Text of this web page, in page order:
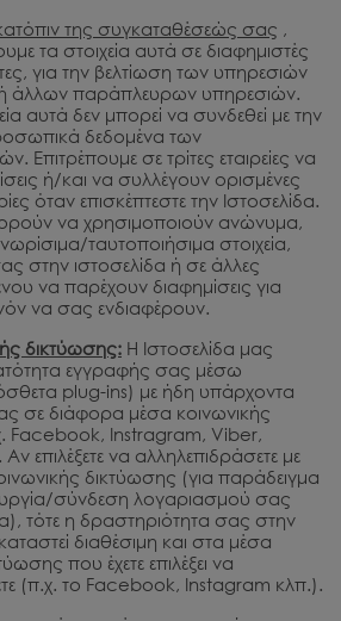
της συγκαταθέσεώς σας ,
τα στοιχεία αυτά σε διαφημιστές
για την βελτίωση των υπηρεσιών
άλλων παράπλευρων υπηρεσιών.
αυτά δεν μπορεί να συνδεθεί με την
δεδομένα των
Επιτρέπουμε σε τρίτες εταιρείες να
ή/και να συλλέγουν ορισμένες
όταν επισκέπτεστε την Ιστοσελίδα.
να χρησιμοποιούν ανώνυμα,
ταυτοποιήσιμα στοιχεία,
στην ιστοσελίδα ή σε άλλες
να παρέχουν διαφημίσεις για
να σας ενδιαφέρουν.
δικτύωσης: Η Ιστοσελίδα μας
εγγραφής σας μέσω
plug-ins) με ήδη υπάρχοντα
σε διάφορα μέσα κοινωνικής
Facebook, Instragram, Viber,
επιλέξετε να αλληλεπιδράσετε με
δικτύωσης (για παράδειγμα
σύνδεση λογαριασμού σας
τότε η δραστηριότητα σας στην
διαθέσιμη και στα μέσα
που έχετε επιλέξει να
(π.χ. το Facebook, Instagram κλπ.).